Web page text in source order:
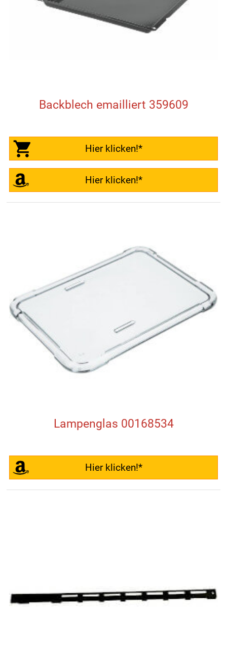
Backblech emailliert 359609
Hier klicken!*
Hier klicken!*
Lampenglas 00168534
Hier klicken!*